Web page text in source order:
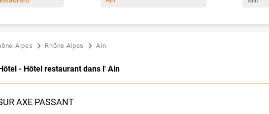
Alpes Rhône Alpes Ain
- Hôtel restaurant dans l' Ain
AXE PASSANT